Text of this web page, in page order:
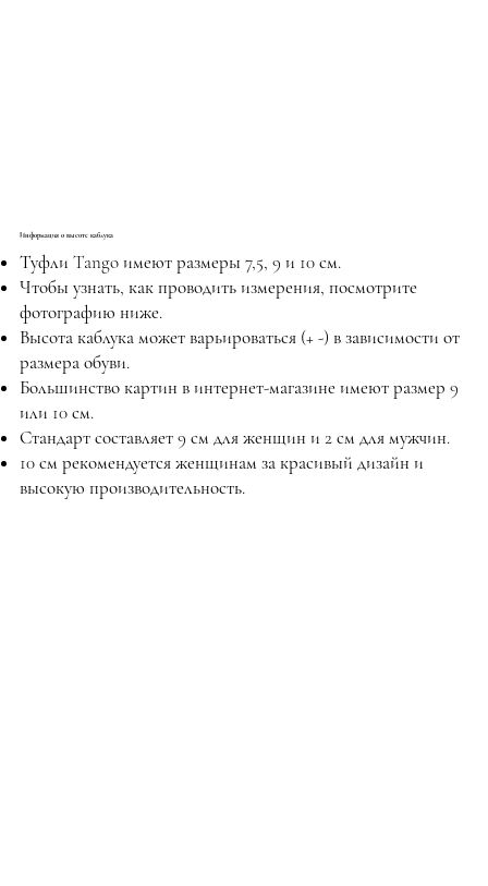
Информация о высоте каблука
Туфли Tango имеют размеры 7,5, 9 и 10 см.
Чтобы узнать, как проводить измерения, посмотрите
фотографию ниже.
Высота каблука может варьироваться (+ -) в зависимости от
размера обуви.
Большинство картин в интернет-магазине имеют размер 9
или 10 см.
Стандарт составляет 9 см для женщин и 2 см для мужчин.
10 см рекомендуется женщинам за красивый дизайн и
высокую производительность.